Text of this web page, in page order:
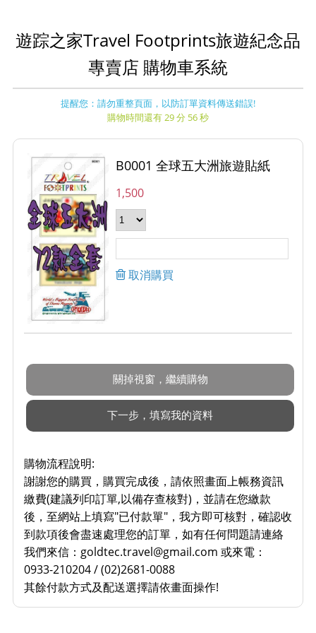
遊踪之家Travel Footprints旅遊紀念品
專賣店 購物車系統
提醒您：請勿重整頁面，以防訂單資料傳送錯誤!
購物時間還有 29 分 56 秒
B0001 全球五大洲旅遊貼紙
1,500
取消購買
購物流程說明:
謝謝您的購買，購買完成後，請依照畫面上帳務資訊
繳費(建議列印訂單,以備存查核對)，並請在您繳款
後，至網站上填寫"已付款單"，我方即可核對，確認收
到款項後會盡速處理您的訂單 ， 如有任何問題請連絡
我們來信：goldtec.travel@gmail.com 或來電：
0933-210204/(02)2681-0088
其餘付款方式及配送選擇請依畫面操作!